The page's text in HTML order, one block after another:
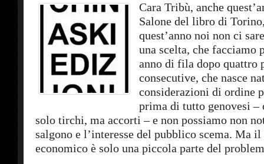
Cara Tribù, anche
Salone del libro di
quest’anno noi non ci
una scelta, che facciamo
anno di fila dopo quattro
consecutive, che nasce
considerazioni di ordine
prima di tutto genovesi –
solo tirchi, ma accorti – e non possiamo non
salgono e l’interesse del pubblico scema. Ma
economico è solo una piccola parte del